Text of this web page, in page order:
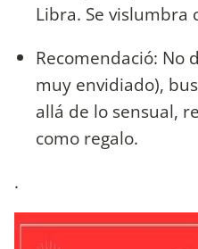
Libra. Se vislumbra
Recomendació: No
muy envidiado),
allá de lo sensual,
como regalo.
.